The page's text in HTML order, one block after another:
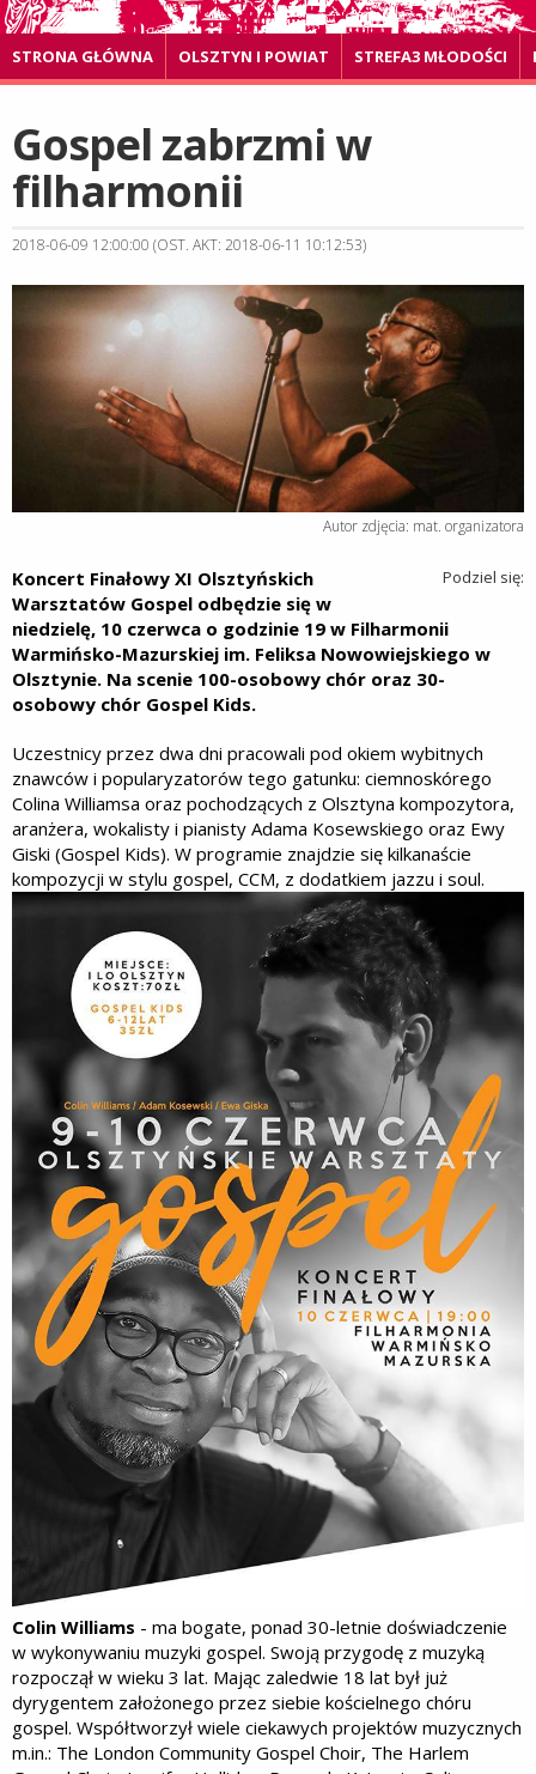
STRONA GŁÓWNA OLSZTYN I POWIAT STREFA3 MŁODOŚCI
Gospel zabrzmi w
filharmonii
2018-06-09 12:00:00 (OST. AKT: 2018-06-11 10:12:53)
Autor zdjęcia: mat. organizatora
Podziel się:
Koncert Finałowy XI Olsztyńskich
Warsztatów Gospel odbędzie się w
niedzielę, 10 czerwca o godzinie 19 w Filharmonii
Warmińsko-Mazurskiej im. Feliksa Nowowiejskiego w
Olsztynie. Na scenie 100-osobowy chór oraz 30-
osobowy chór Gospel Kids.
Uczestnicy przez dwa dni pracowali pod okiem wybitnych
znawców i popularyzatorów tego gatunku: ciemnoskórego
Colina Williamsa oraz pochodzących z Olsztyna kompozytora,
aranżera, wokalisty i pianisty Adama Kosewskiego oraz Ewy
Giski (Gospel Kids). W programie znajdzie się kilkanaście
kompozycji w stylu gospel, CCM, z dodatkiem jazzu i soul.
Colin Williams - ma bogate, ponad 30-letnie doświadczenie
w wykonywaniu muzyki gospel. Swoją przygodę z muzyką
rozpoczął w wieku 3 lat. Mając zaledwie 18 lat był już
dyrygentem założonego przez siebie kościelnego chóru
gospel. Współtworzył wiele ciekawych projektów muzycznych
m.in.: The London Community Gospel Choir, The Harlem